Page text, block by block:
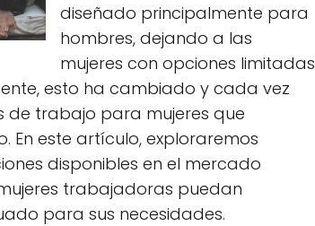
diseñado principalmente para
hombres, dejando a las
mujeres con opciones limitadas
esto ha cambiado y cada vez
de trabajo para mujeres que
En este artículo, exploraremos
disponibles en el mercado
trabajadoras puedan
para sus necesidades.